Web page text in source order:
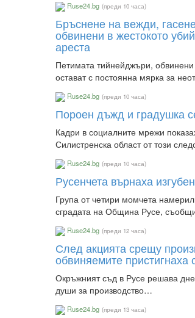
Ruse24.bg (преди 10 часа)
Бръснене на вежди,
обвинени в жестокото
ареста
Петимата тийнейджъри, обвинени
остават с постоянна мярка за
Ruse24.bg (преди 10 часа)
Пороен дъжд и градушка
Кадри в социалните мрежи
Силистренска област от този
Ruse24.bg (преди 10 часа)
Русенчета върнаха
Група от четири момчета
сградата на Община Русе,
Ruse24.bg (преди 12 часа)
След акцията срещу
обвиняемите
Окръжният съд в Русе решава
души за производство…
Ruse24.bg (преди 13 часа)